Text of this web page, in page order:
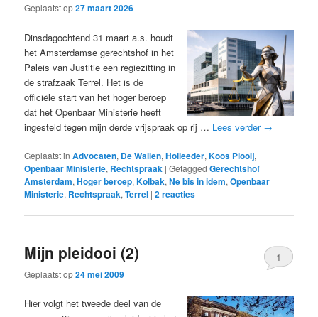
Geplaatst op27 maart 2026
Dinsdagochtend 31 maart a.s. houdt
het Amsterdamse gerechtshof in het
Paleis van Justitie een regiezitting in
de strafzaak Terrel. Het is de
officiële start van het hoger beroep
dat het Openbaar Ministerie heeft
ingesteld tegen mijn derde vrijspraak op rij … Lees verder →
Geplaatst in Advocaten, De Wallen,Holleeder,Koos Plooij,
Openbaar Ministerie, Rechtspraak |Getagged Gerechtshof
Amsterdam,Hoger beroep,Kolbak,Ne bis in idem,Openbaar
Ministerie, Rechtspraak,Terrel |2reacties
Mijn pleidooi (2)
Geplaatst op24 mei 2009
1
Hier volgt het tweede deel van de